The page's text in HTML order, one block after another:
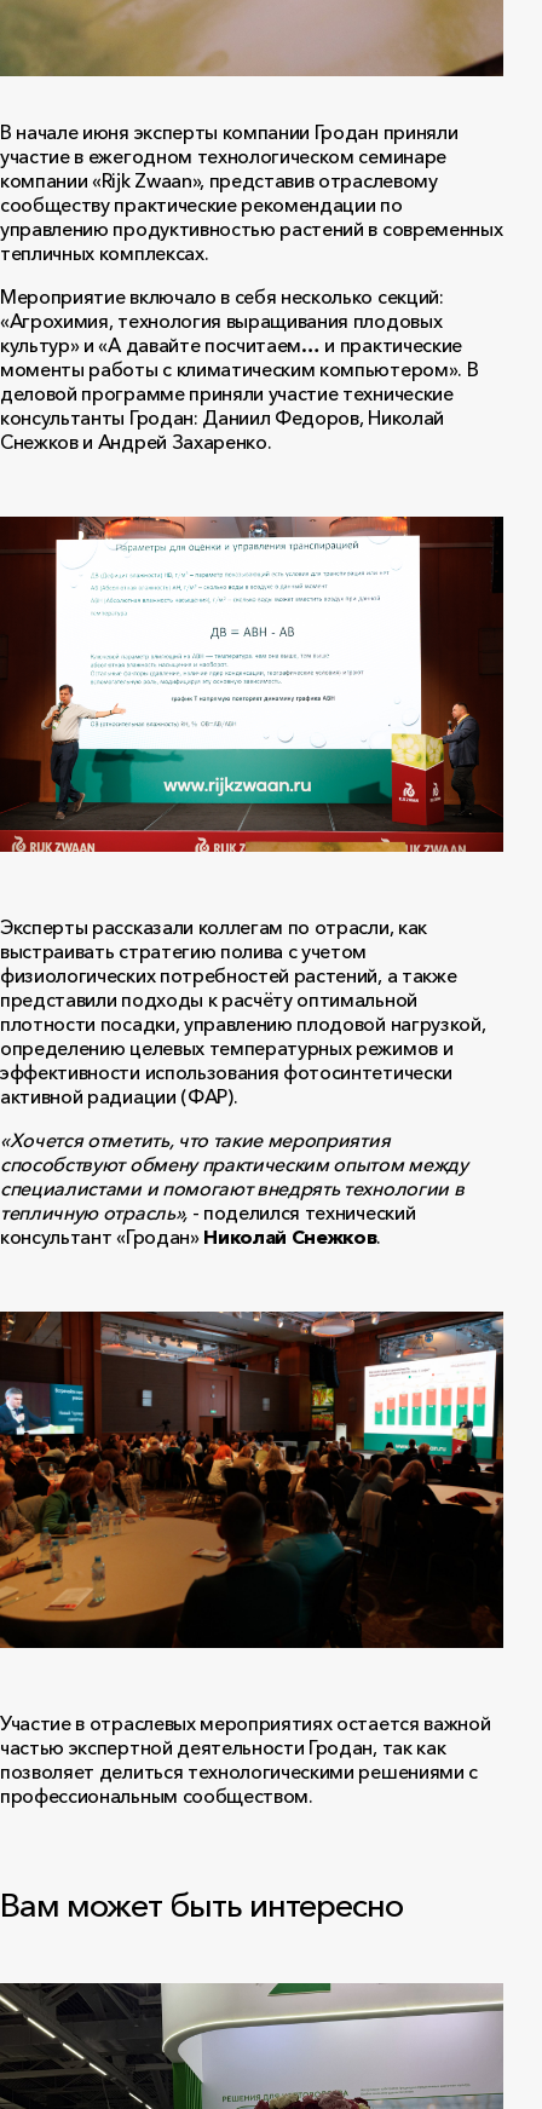
В начале июня эксперты компании Гродан приняли
участие в ежегодном технологическом семинаре
компании «Rijk Zwaan», представив отраслевому
сообществу практические рекомендации по
управлению продуктивностью растений в современных
тепличных комплексах.
Мероприятие включало в себя несколько секций:
«Агрохимия, технология выращивания плодовых
культур» и «А давайте посчитаем… и практические
моменты работы с климатическим компьютером». В
деловой программе приняли участие технические
консультанты Гродан: Даниил Федоров, Николай
Снежков и Андрей Захаренко.
Эксперты рассказали коллегам по отрасли, как
выстраивать стратегию полива с учетом
физиологических потребностей растений, а также
представили подходы к расчёту оптимальной
плотности посадки, управлению плодовой нагрузкой,
определению целевых температурных режимов и
эффективности использования фотосинтетически
активной радиации (ФАР).
«Хочется отметить, что такие мероприятия
способствуют обмену практическим опытом между
специалистами и помогают внедрять технологии в
тепличную отрасль»,- поделился технический
консультант «Гродан» Николай Снежков.
Участие в отраслевых мероприятиях остается важной
частью экспертной деятельности Гродан, так как
позволяет делиться технологическими решениями с
профессиональным сообществом.
Вам может быть интересно